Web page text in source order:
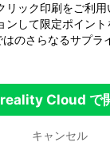
用給餌
リック印刷をご利
ンして限定ポイン
のさらなるサプラ
Cloud で
キャンセル